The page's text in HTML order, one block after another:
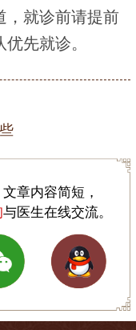
，就诊前请提前
先就诊。
章内容简短，
与医生在线交流。